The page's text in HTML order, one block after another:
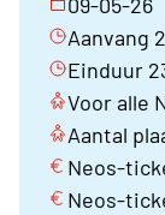
Aanvang
Einduur
Voor alle
Aantal
Neos-
Neos-